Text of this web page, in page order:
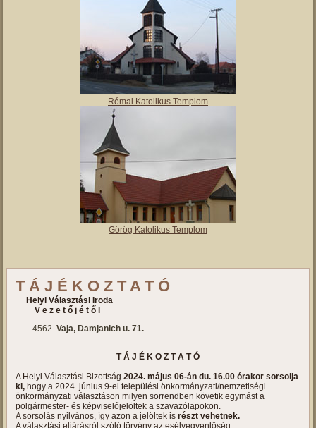
Római Katolikus Templom
Görög Katolikus Templom
T Á J É K O Z T A T Ó
Helyi Választási Iroda
V e z e t ő j é t ő l
Vaja, Damjanich u. 71.
T Á J É K O Z T A T Ó
A Helyi Választási Bizottság2024. május 06-án du. 16.00 órakor sorsolja
ki, hogy a 2024. június 9-ei települési önkormányzati/nemzetiségi
önkormányzati választáson milyen sorrendben követik egymást a
polgármester- és képviselőjelöltek a szavazólapokon.
A sorsolás nyilvános, így azon a jelöltek isrészt vehetnek.
A választási eljárásról szóló törvény az esélyegyenlőség